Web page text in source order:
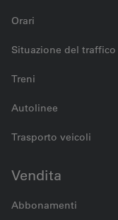
Orari
Situazione del traffico
Treni
Autolinee
Trasporto veicoli
Vendita
Abbonamenti